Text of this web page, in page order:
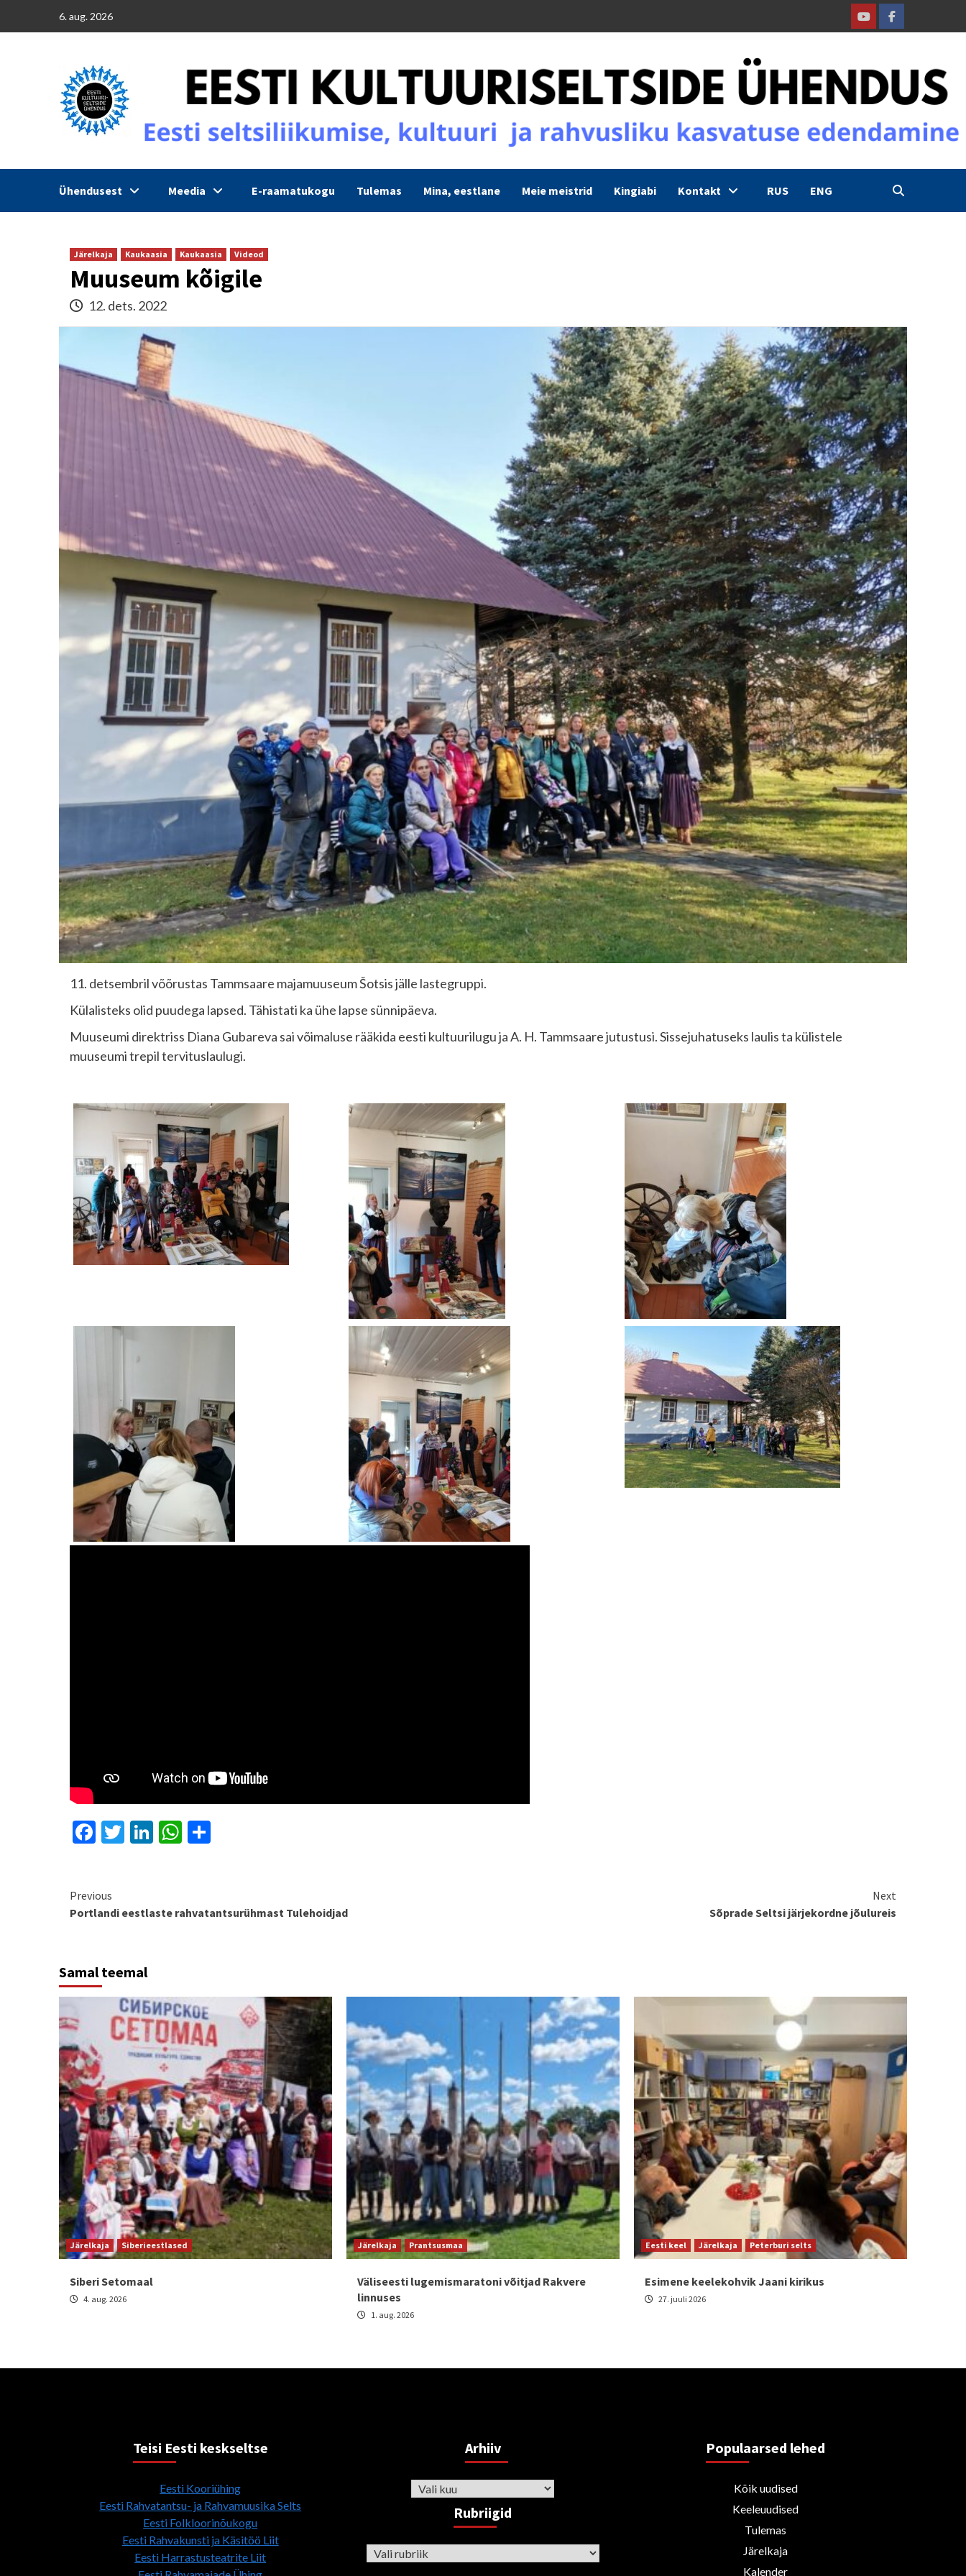
6. aug. 2026
YoutubeFacebook
Ühendusest Meedia E-raamatukogu Tulemas Mina, eestlane Meie meistrid Kingiabi Kontakt RUS ENG
Järelkaja Kaukaasia Kaukaasia Videod
Muuseum kõigile
12. dets. 2022
11. detsembril võõrustas Tammsaare majamuuseum Šotsis jälle lastegruppi.
Külalisteks olid puudega lapsed. Tähistati ka ühe lapse sünnipäeva.
Muuseumi direktriss Diana Gubareva sai võimaluse rääkida eesti kultuurilugu ja A. H. Tammsaare jutustusi. Sissejuhatuseks laulis ta külistele
muuseumi trepil tervituslaulugi.
Facebook
Twitter
LinkedIn
WhatsApp
Continue
Reading
Previous
Portlandi eestlaste rahvatantsurühmast Tulehoidjad
Next
Sõprade Seltsi järjekordne jõulureis
Samal teemal
Järelkaja Siberieestlased
Siberi Setomaal
4. aug. 2026
Järelkaja Prantsusmaa
Väliseesti lugemismaratoni võitjad Rakvere
linnuses
1. aug. 2026
Eesti keel Järelkaja Peterburi selts
Esimene keelekohvik Jaani kirikus
27. juuli 2026
Teisi Eesti keskseltse
Eesti Kooriühing
Eesti Rahvatantsu- ja Rahvamuusika Selts
Eesti Folkloorinõukogu
Eesti Rahvakunsti ja Käsitöö Liit
Eesti Harrastusteatrite Liit
Arhiiv
Arhiiv
Rubriigid
Rubriigid
Populaarsed lehed
Kõik uudised
Keeleuudised
Tulemas
Järelkaja
Kalender